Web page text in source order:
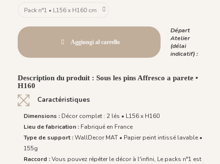
Aggiungi al carrello
Départ
Atelier
(délai
indicatif) :
Description du produit : Sous les pins Affresco a parete •
H160
Caractéristiques
Dimensions : Décor complet : 2 lés • L156 x H160
Lieu de fabrication : Fabriqué en France
Type de support :WallDecor MAT • Papier peint intissé lavable •
155g
Raccord :Vous pouvez répéter le décor à l'infini, Le packs n°1 est